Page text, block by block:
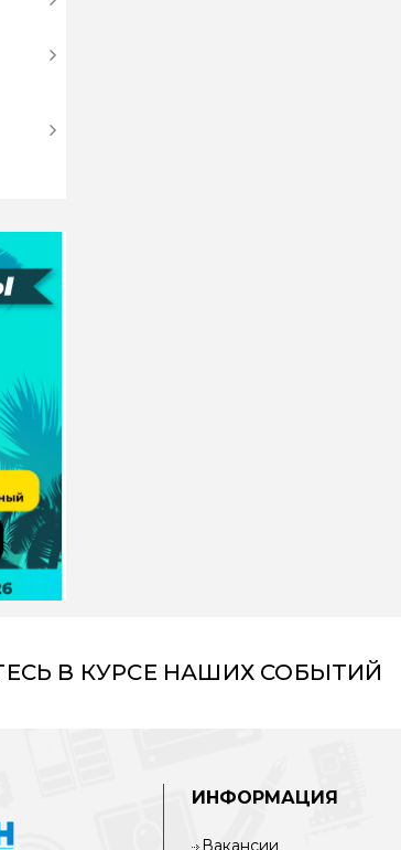
В КУРСЕ НАШИХ СОБЫТИЙ
ИНФОРМАЦИЯ
Вакансии